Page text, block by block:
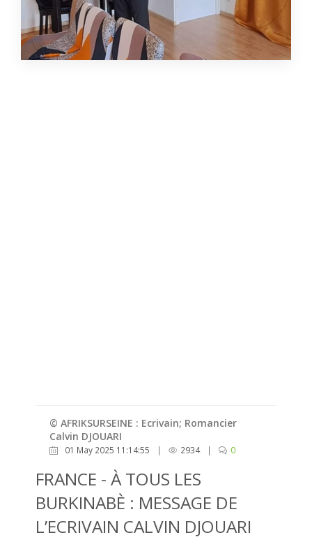
© AFRIKSURSEINE : Ecrivain; Romancier
Calvin DJOUARI
01 May 2025 11:14:55 | 2934 | 0
FRANCE - À TOUS LES
BURKINABÈ : MESSAGE DE
L’ECRIVAIN CALVIN DJOUARI